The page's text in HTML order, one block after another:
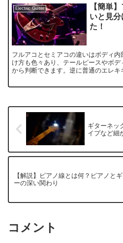
Electric Guiter
【簡単
いと見
た！
フルアコとセミアコの違いはボディ
け方も色々あり、テールピースやボ
から判断できます。逆に普通のエレ
ギターネッ
イプなど細
【解説】ピアノ線とは何？ピアノとギ
ーの深い関わり
コメント